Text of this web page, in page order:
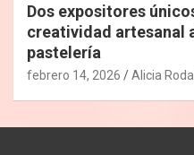
Dos expositores
creatividad artesanal
pastelería
febrero 14, 2026 Alicia Rodal